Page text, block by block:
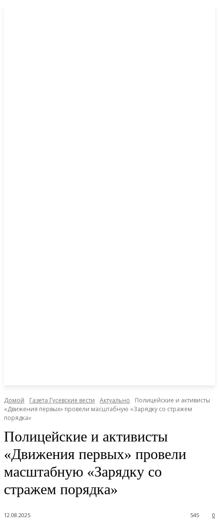
Домой Газета Гусевские вести Актуально
Полицейские и активисты
«Движения первых» провели масштабную «Зарядку со стражем
порядка»
Полицейские и активисты
«Движения первых» провели
масштабную «Зарядку со
стражем порядка»
12.08.2025 0
545